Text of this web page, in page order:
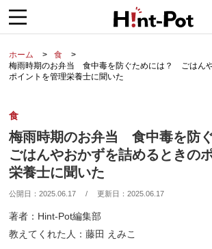
ホーム
食
梅雨時期のお弁当 食中毒を防ぐためには？ ごはん
ポイントを管理栄養士に聞いた
食
梅雨時期のお弁当 食中毒を防
ごはんやおかずを詰めるときの
栄養士に聞いた
公開日：2025.06.17 / 更新日：2025.06.17
著者：Hint-Pot編集部
教えてくれた人：藤田 えみこ